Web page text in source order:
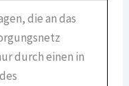
die an das
durch einen in